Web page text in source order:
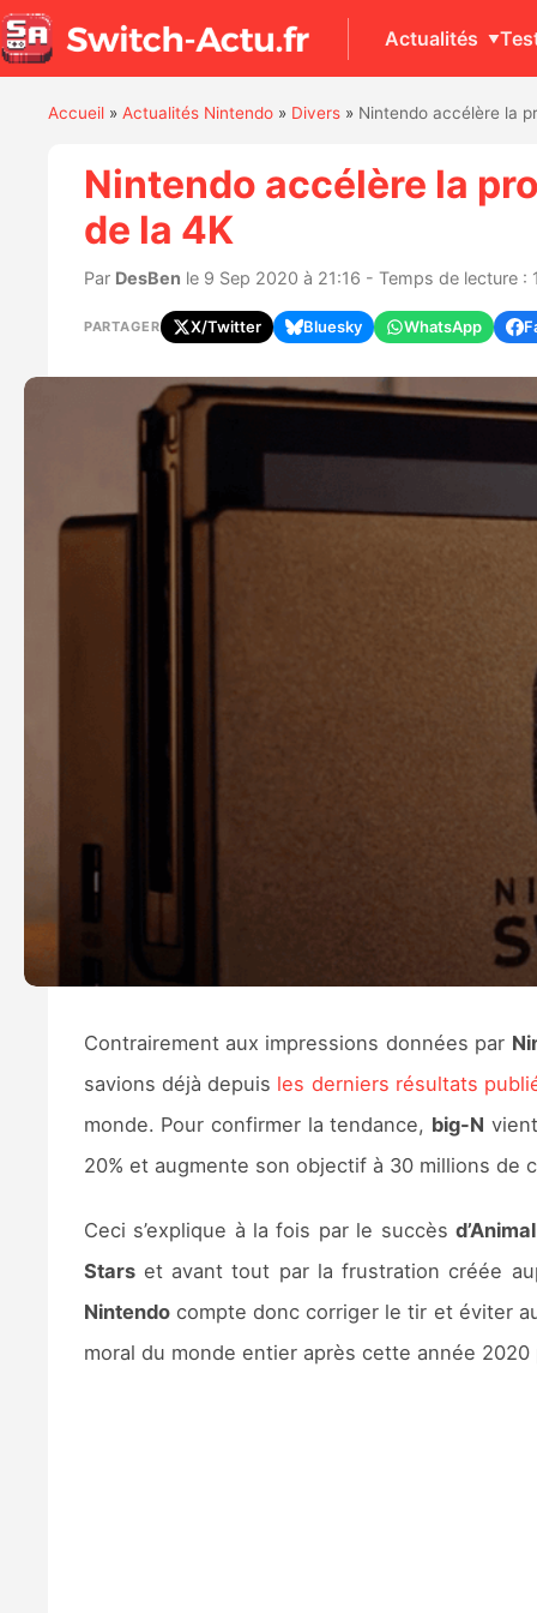
Actualités
Accueil» Actualités Nintendo» Divers» Nintendo accélère la
Nintendo accélère la
de la 4K
Par DesBen le 9 Sep 2020 à 21:16 - Temps de lecture :
PARTAGER X/Twitter Bluesky WhatsApp
Contrairement aux impressions données par
savions déjà depuis les derniers résultats
monde. Pour confirmer la tendance, big-N
20% et augmente son objectif à 30 millions de
Ceci s’explique à la fois par le succès
Starset avant tout par la frustration créée
Nintendocompte donc corriger le tir et éviter
moral du monde entier après cette année